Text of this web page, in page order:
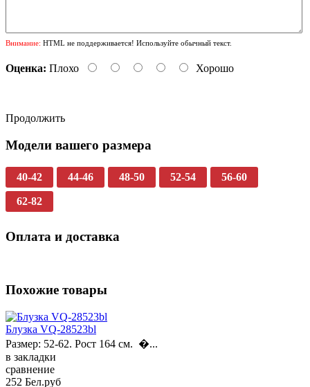
Внимание: HTML не поддерживается! Используйте обычный текст.
Оценка: Плохо Хорошо
Продолжить
Модели вашего размера
40-42 44-46 48-50 52-54 56-60
62-82
Оплата и доставка
Похожие товары
Блузка VQ-28523bl
Размер: 52-62. Рост 164 см. �...
в закладки
сравнение
252 Бел.руб